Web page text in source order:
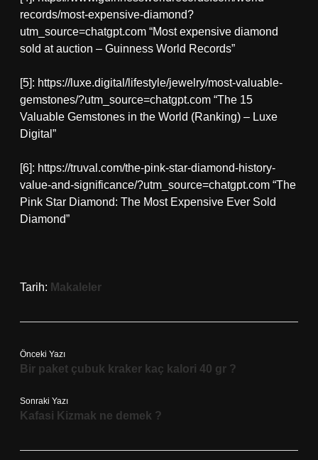
records/most-expensive-diamond?
utm_source=chatgpt.com “Most expensive diamond
sold at auction – Guinness World Records”
[5]: https://luxe.digital/lifestyle/jewelry/most-valuable-
gemstones/?utm_source=chatgpt.com “The 15
Valuable Gemstones in the World (Ranking) – Luxe
Digital”
[6]: https://truval.com/the-pink-star-diamond-history-
value-and-significance/?utm_source=chatgpt.com “The
Pink Star Diamond: The Most Expensive Ever Sold
Diamond”
Tarih: Makaleler
Önceki Yazı
Bir paket çubuk kraker kaç kalori 40 gr ?
Sonraki Yazı
Kafasi Kizmak ne demek ?